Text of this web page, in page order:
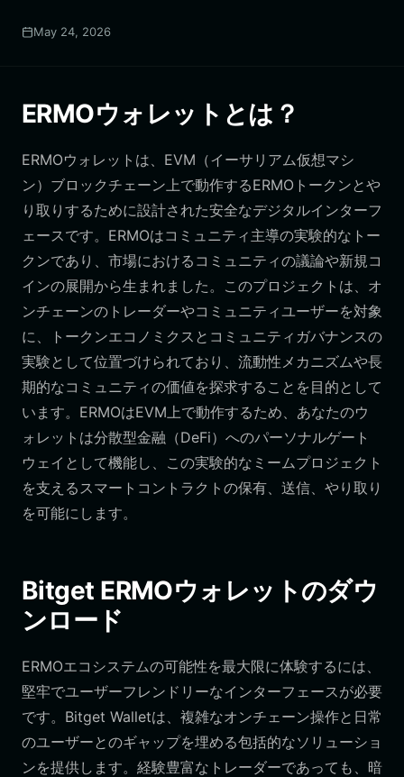
May 24, 2026
ERMOウォレットとは？
ERMOウォレットは、EVM（イーサリアム仮想マシ
ン）ブロックチェーン上で動作するERMOトークンとや
り取りするために設計された安全なデジタルインターフ
ェースです。ERMOはコミュニティ主導の実験的なトー
クンであり、市場におけるコミュニティの議論や新規コ
インの展開から生まれました。このプロジェクトは、オ
ンチェーンのトレーダーやコミュニティユーザーを対象
に、トークンエコノミクスとコミュニティガバナンスの
実験として位置づけられており、流動性メカニズムや長
期的なコミュニティの価値を探求することを目的として
います。ERMOはEVM上で動作するため、あなたのウ
ォレットは分散型金融（DeFi）へのパーソナルゲート
ウェイとして機能し、この実験的なミームプロジェクト
を支えるスマートコントラクトの保有、送信、やり取り
を可能にします。
Bitget ERMOウォレットのダウ
ンロード
ERMOエコシステムの可能性を最大限に体験するには、
堅牢でユーザーフレンドリーなインターフェースが必要
です。Bitget Walletは、複雑なオンチェーン操作と日常
のユーザーとのギャップを埋める包括的なソリューショ
ンを提供します。経験豊富なトレーダーであっても、暗